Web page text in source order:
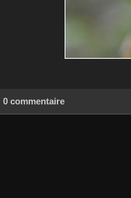
0 commentaire